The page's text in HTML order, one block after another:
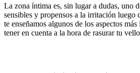
La zona íntima es, sin lugar a dudas, uno
sensibles y propensos a la irritación luego
te enseñamos algunos de los aspectos
tener en cuenta a la hora de rasurar tu